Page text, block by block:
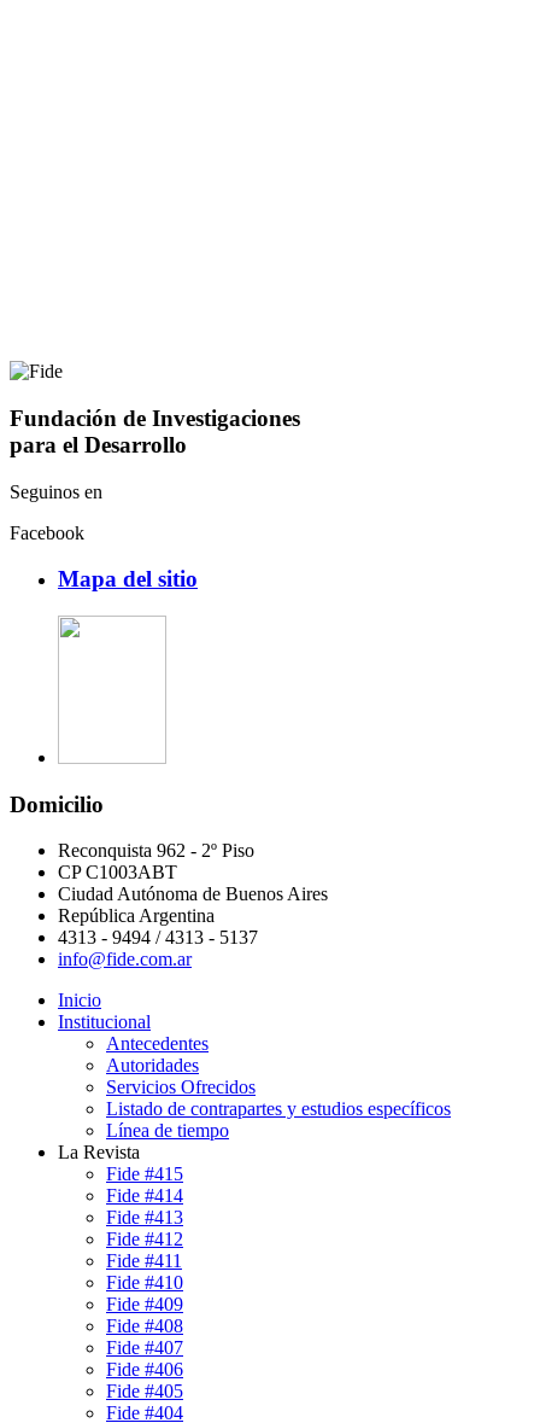
Fundación de Investigaciones
para el Desarrollo
Seguinos en
Facebook
Mapa del sitio
Domicilio
Reconquista 962 - 2º Piso
CP C1003ABT
Ciudad Autónoma de Buenos Aires
República Argentina
4313 - 9494 / 4313 - 5137
info@fide.com.ar
Inicio
Institucional
Antecedentes
Autoridades
Servicios Ofrecidos
Listado de contrapartes y estudios específicos
Línea de tiempo
La Revista
Fide #415
Fide #414
Fide #413
Fide #412
Fide #411
Fide #410
Fide #409
Fide #408
Fide #407
Fide #406
Fide #405
Fide #404